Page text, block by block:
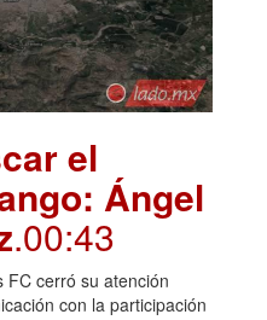
el
Ángel
.00:43
FC cerró su atención
con la participación